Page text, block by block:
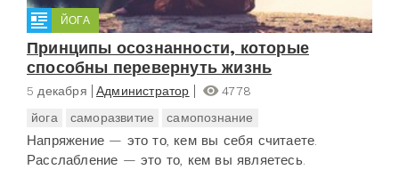
ЙОГА
Принципы осознанности, которые
способны перевернуть жизнь
5 декабря Администратор
4778
йога
саморазвитие самопознание
Напряжение — это то, кем вы себя считаете.
Расслабление — это то, кем вы являетесь.